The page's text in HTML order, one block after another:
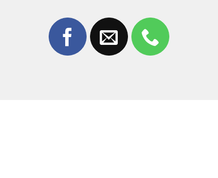
Để biết giá ép kính iPhone 15 Pro Max chính xác
nhất, vui lòng: